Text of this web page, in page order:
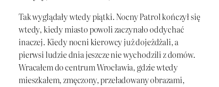
Tak wyglądały wtedy piątki. Nocny Patrol kończył się
wtedy, kiedy miasto powoli zaczynało oddychać
inaczej. Kiedy nocni kierowcy już dojeżdżali, a
pierwsi ludzie dnia jeszcze nie wychodzili z domów.
Wracałem do centrum Wrocławia, gdzie wtedy
mieszkałem, zmęczony, przeładowany obrazami,